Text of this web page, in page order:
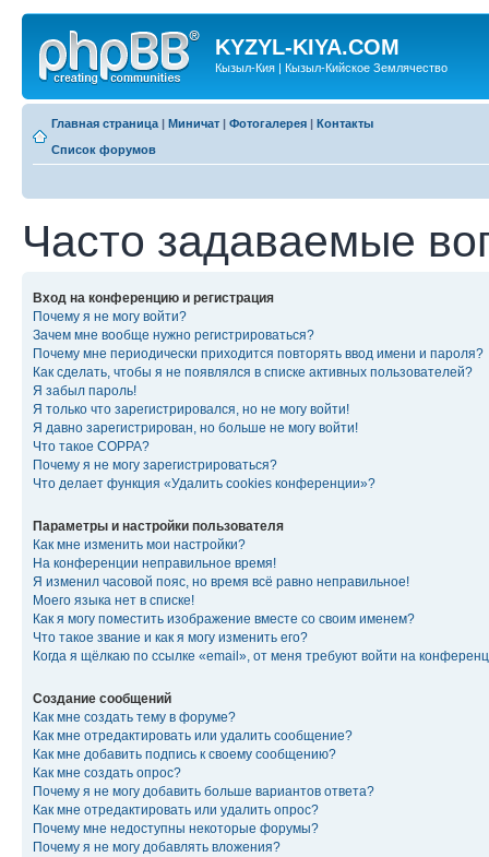
KYZYL-KIYA.COM
Кызыл-Кия | Кызыл-Кийское Землячество
Главная страница | Миничат | Фотогалерея | Контакты
Список форумов
Часто задаваемые
Вход на конференцию и регистрация
Почему я не могу войти?
Зачем мне вообще нужно регистрироваться?
Почему мне периодически приходится повторять ввод имени и пароля?
Как сделать, чтобы я не появлялся в списке активных пользователей?
Я забыл пароль!
Я только что зарегистрировался, но не могу войти!
Я давно зарегистрирован, но больше не могу войти!
Что такое COPPA?
Почему я не могу зарегистрироваться?
Что делает функция «Удалить cookies конференции»?
Параметры и настройки пользователя
Как мне изменить мои настройки?
На конференции неправильное время!
Я изменил часовой пояс, но время всё равно неправильное!
Моего языка нет в списке!
Как я могу поместить изображение вместе со своим именем?
Что такое звание и как я могу изменить его?
Когда я щёлкаю по ссылке «email», от меня требуют войти на
Создание сообщений
Как мне создать тему в форуме?
Как мне отредактировать или удалить сообщение?
Как мне добавить подпись к своему сообщению?
Как мне создать опрос?
Почему я не могу добавить больше вариантов ответа?
Как мне отредактировать или удалить опрос?
Почему мне недоступны некоторые форумы?
Почему я не могу добавлять вложения?